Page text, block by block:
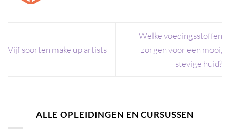
Vijf soorten make up artists
Welke voedingsstoffen
zorgen voor een mooi,
stevige huid?
ALLE OPLEIDINGEN EN CURSUSSEN